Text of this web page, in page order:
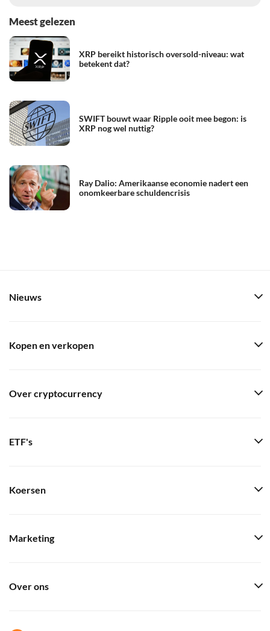
Meest gelezen
XRP bereikt historisch oversold-niveau: wat
betekent dat?
SWIFT bouwt waar Ripple ooit mee begon: is
XRP nog wel nuttig?
Ray Dalio: Amerikaanse economie nadert een
onomkeerbare schuldencrisis
Nieuws
Kopen en verkopen
Over cryptocurrency
ETF's
Koersen
Marketing
Over ons